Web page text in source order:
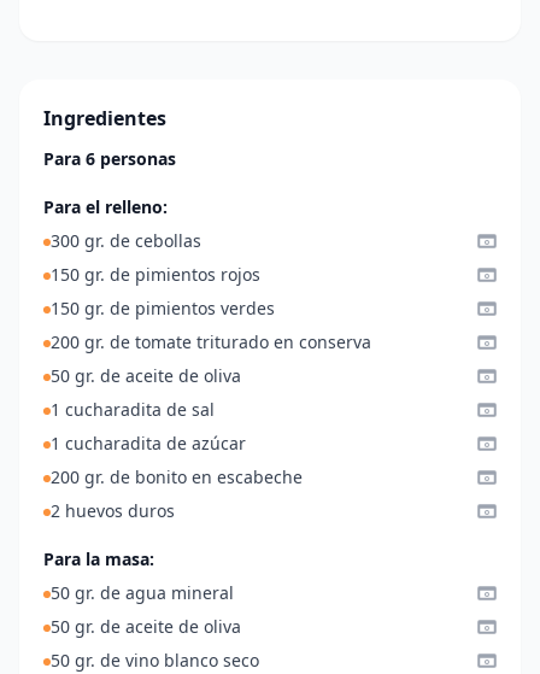
Ingredientes
Para 6 personas
Para el relleno:
300 gr. de cebollas
150 gr. de pimientos rojos
150 gr. de pimientos verdes
200 gr. de tomate triturado en conserva
50 gr. de aceite de oliva
1 cucharadita de sal
1 cucharadita de azúcar
200 gr. de bonito en escabeche
2 huevos duros
Para la masa:
50 gr. de agua mineral
50 gr. de aceite de oliva
50 gr. de vino blanco seco